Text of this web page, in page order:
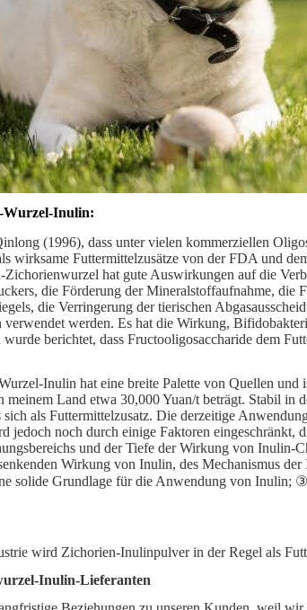
Wurzel-Inulin:
(1996), dass unter vielen kommerziellen
wirksame Futtermittelzusätze von der FDA und
hat gute Auswirkungen auf die
die Förderung der Mineralstoffaufnahme, die
die Verringerung der tierischen
verwendet werden. Es hat die Wirkung,
berichtet, dass Fructooligosaccharide dem
Inulin hat eine breite Palette von Quellen
Land etwa 30,000 Yuan/t beträgt. Stabil in
sich als Futtermittelzusatz. Die derzeitige
jedoch noch durch einige Faktoren eingeschränkt,
und der Tiefe der Wirkung von Inulin-
Wirkung von Inulin, des Mechanismus
solide Grundlage für die Anwendung von Inulin;
wird Zichorien-Inulinpulver in der Regel als
Inulin-Lieferanten